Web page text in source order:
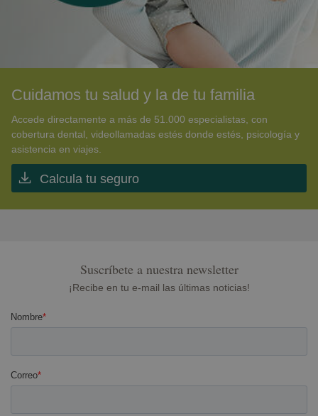
Cuidamos tu salud y la de tu familia
Accede directamente a más de 51.000 especialistas, con
cobertura dental, videollamadas estés donde estés, psicología y
asistencia en viajes.
Calcula tu seguro
Suscríbete a nuestra newsletter
¡Recibe en tu e-mail las últimas noticias!